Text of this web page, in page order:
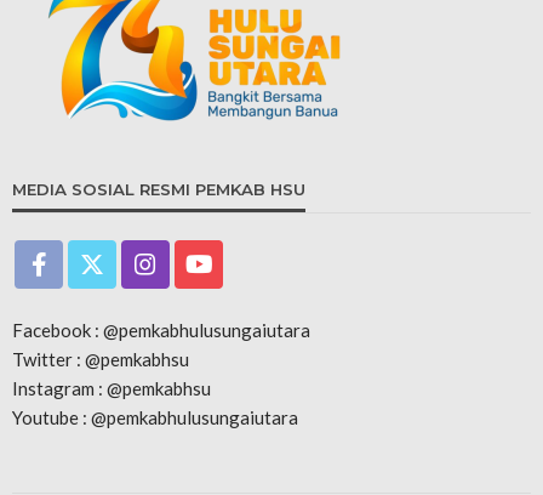
MEDIA SOSIAL RESMI PEMKAB HSU
Facebook : @pemkabhulusungaiutara
Twitter : @pemkabhsu
Instagram : @pemkabhsu
Youtube : @pemkabhulusungaiutara